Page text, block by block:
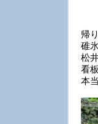
帰
碓
松
看
本